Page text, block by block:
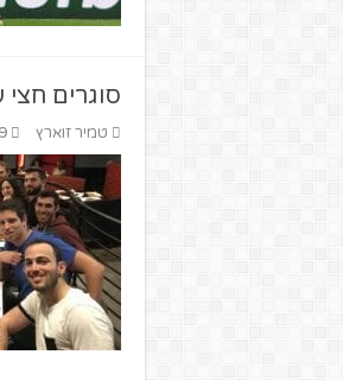
סוגרים חצי
טמיר זוארץ 19